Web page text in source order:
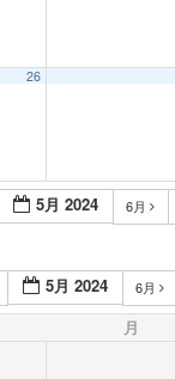
26
5月 2024 6月
5月 2024 6月
月